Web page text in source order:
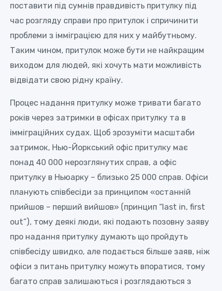
поставити під сумнів правдивість притулку під
час розгляду справи про притулок і спричинити
проблеми з імміграцією для них у майбутньому.
Таким чином, притулок може бути не найкращим
виходом для людей, які хочуть мати можливість
відвідати свою рідну країну.
Процес надання притулку може тривати багато
років через затримки в офісах притулку та в
імміграційних судах. Щоб зрозуміти масштаби
затримок, Нью-Йоркський офіс притулку має
понад 40 000 нерозглянутих справ, а офіс
притулку в Ньюaрку – близько 25 000 справ. Офіси
планують співбесіди за принципом «останній
прийшов – перший вийшов» (принцип “last in, first
out”), тому деякі люди, які подають позовну заяву
про надання притулку думають що пройдуть
співбесіду швидко, але подається більше заяв, ніж
офіси з питань притулку можуть впоратися, тому
багато справ залишаються і розглядаються з